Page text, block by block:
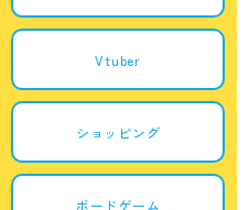
Vtuber
ショッピング
ボードゲーム